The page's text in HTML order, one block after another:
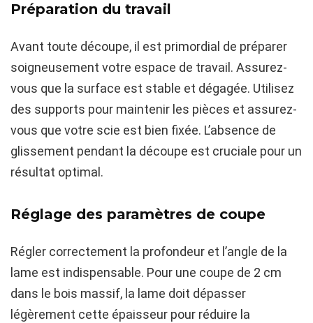
Préparation du travail
Avant toute découpe, il est primordial de préparer
soigneusement votre espace de travail. Assurez-
vous que la surface est stable et dégagée. Utilisez
des supports pour maintenir les pièces et assurez-
vous que votre scie est bien fixée. L’absence de
glissement pendant la découpe est cruciale pour un
résultat optimal.
Réglage des paramètres de coupe
Régler correctement la profondeur et l’angle de la
lame est indispensable. Pour une coupe de 2 cm
dans le bois massif, la lame doit dépasser
légèrement cette épaisseur pour réduire la